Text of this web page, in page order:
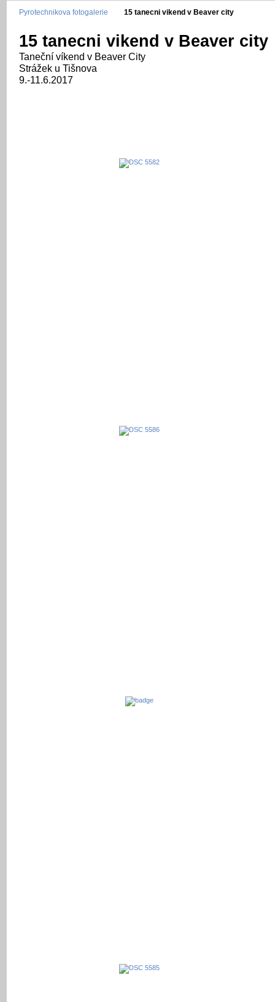
Pyrotechnikova fotogalerie 15 tanecni vikend v Beaver city
15 tanecni vikend v Beaver city
Taneční víkend v Beaver City
Strážek u Tišnova
9.-11.6.2017